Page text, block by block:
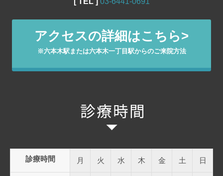
アクセスの詳細はこちら>
※六本木駅または六本木一丁目駅からのご来院方法
診療時間 月 火 水 木 金 土 日